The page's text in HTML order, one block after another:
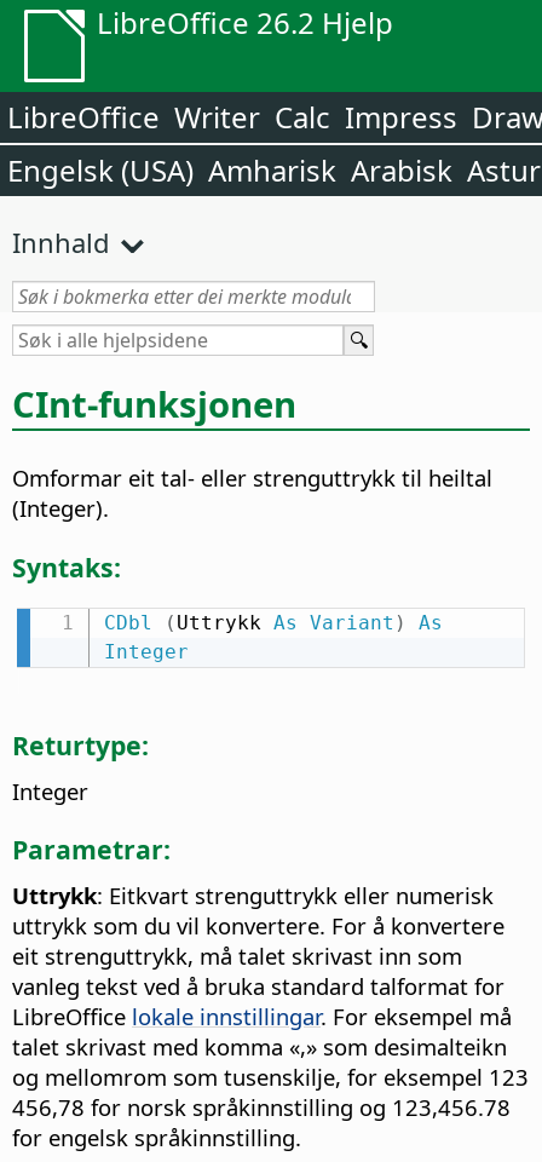
LibreOffice 26.2 Hjelp
LibreOffice Writer Calc Impress
Engelsk (USA) Amharisk Arabisk
Innhald
CInt-funksjonen
Omformar eit tal- eller strenguttrykk til heiltal
(Integer).
Syntaks:
CDbl ( Uttrykk As Variant )
As
Integer
Returtype:
Integer
Parametrar:
Uttrykk: Eitkvart strenguttrykk eller numerisk
uttrykk som du vil konvertere. For å konvertere
eit strenguttrykk, må talet skrivast inn som
vanleg tekst ved å bruka standard talformat for
LibreOffice lokale innstillingar. For eksempel må
talet skrivast med komma «,» som desimalteikn
og mellomrom som tusenskilje, for eksempel 123
456,78 for norsk språkinnstilling og 123,456.78
for engelsk språkinnstilling.